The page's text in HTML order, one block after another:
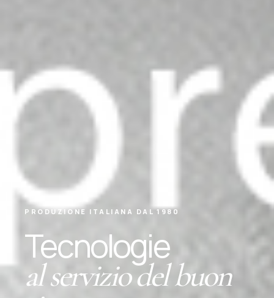
PRODUZIONE ITALIANA DAL 1980
Tecnologie
al servizio del buon